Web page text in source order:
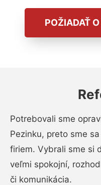
POŽIADAŤ
Potrebovali sme
Pezinku, preto sme
firiem. Vybrali sme si
veľmi spokojní,
či komunikácia.